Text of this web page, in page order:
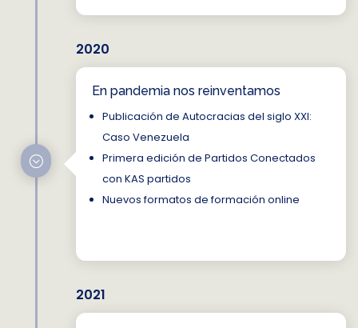
En pandemia nos reinventamos
Publicación de Autocracias del siglo XXI:
Caso Venezuela
Primera edición de Partidos Conectados
con KAS partidos
Nuevos formatos de formación online
;
2020
2021